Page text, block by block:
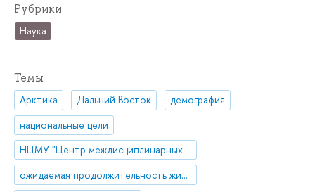
Рубрики
Наука
Темы
Арктика Дальний Восток
демография
национальные цели
НЦМУ "Центр междисциплинарных исследований человеческого потенциала"
ожидаемая продолжительность жизни